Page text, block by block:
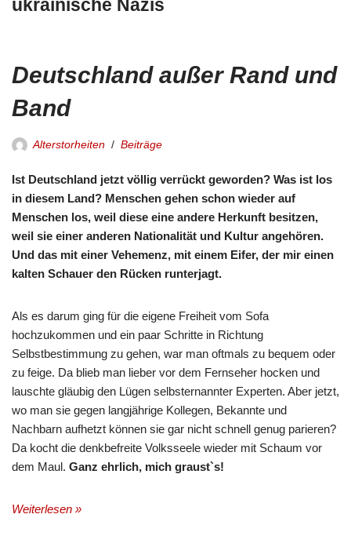
ukrainische Nazis
Deutschland außer Rand und
Band
Alterstorheiten Beiträge
Ist Deutschland jetzt völlig verrückt geworden? Was ist los
in diesem Land? Menschen gehen schon wieder auf
Menschen los, weil diese eine andere Herkunft besitzen,
weil sie einer anderen Nationalität und Kultur angehören.
Und das mit einer Vehemenz, mit einem Eifer, der mir einen
kalten Schauer den Rücken runterjagt.
Als es darum ging für die eigene Freiheit vom Sofa
hochzukommen und ein paar Schritte in Richtung
Selbstbestimmung zu gehen, war man oftmals zu bequem oder
zu feige. Da blieb man lieber vor dem Fernseher hocken und
lauschte gläubig den Lügen selbsternannter Experten. Aber jetzt,
wo man sie gegen langjährige Kollegen, Bekannte und
Nachbarn aufhetzt können sie gar nicht schnell genug parieren?
Da kocht die denkbefreite Volksseele wieder mit Schaum vor
dem Maul. Ganz ehrlich, mich graust`s!
Weiterlesen »